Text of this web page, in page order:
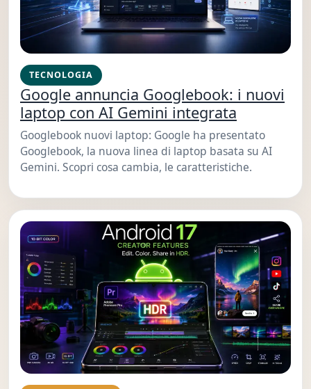
TECNOLOGIA
Google annuncia Googlebook: i nuovi
laptop con AI Gemini integrata
Googlebook nuovi laptop: Google ha presentato
Googlebook, la nuova linea di laptop basata su AI
Gemini. Scopri cosa cambia, le caratteristiche.